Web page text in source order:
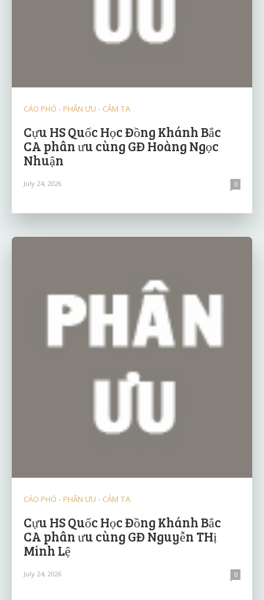
CÁO PHÓ - PHÂN ƯU - CẢM TẠ
Cựu HS Quốc Học Đồng Khánh Bắc
CA phân ưu cùng GĐ Hoàng Ngọc
Nhuận
July 24, 2026 0
CÁO PHÓ - PHÂN ƯU - CẢM TẠ
Cựu HS Quốc Học Đồng Khánh Bắc
CA phân ưu cùng GĐ Nguyễn THị
Minh Lệ
July 24, 2026 0